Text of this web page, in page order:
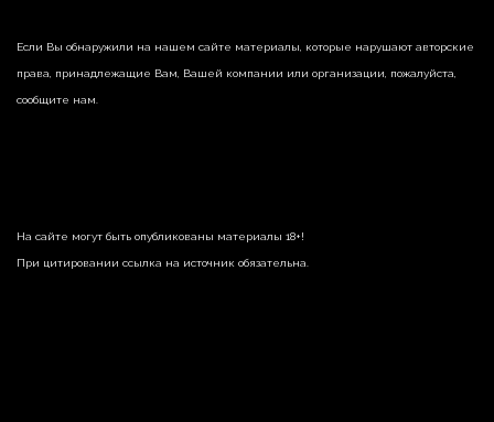
Если Вы обнаружили на нашем сайте материалы, которые нарушают авторские
права, принадлежащие Вам, Вашей компании или организации, пожалуйста,
сообщите нам.
На сайте могут быть опубликованы материалы 18+!
При цитировании ссылка на источник обязательна.